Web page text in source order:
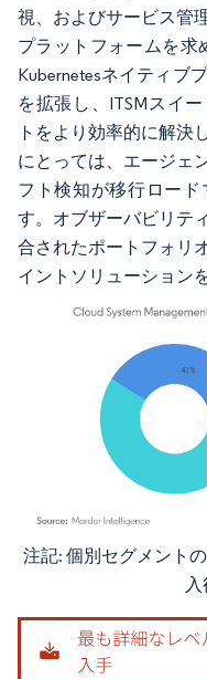
視、およびサービス管
プラットフォームを求
Kubernetesネイティブ
を拡張し、ITSMスイ
トをより効率的に解決
にとっては、エージェ
フト検知が移行ロー
す。オブザーバビリテ
合されたポートフォリ
イントソリューション
画像 © Mordor Intelligence。
注記: 個別セグメント